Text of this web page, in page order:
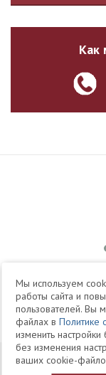
Как
© 1994-2026
Юридические
Мы используем
работы сайта и
пользователей. Вы
файлах вПолитике
изменить
без изменения
ваших cookie-